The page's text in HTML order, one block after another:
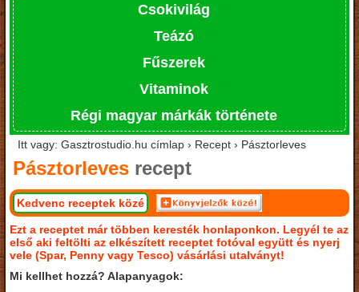
Csokivilág
Teázó
Fűszerek
Vitaminok
Régi magyar márkák története
Itt vagy: Gasztrostudio.hu címlap › Recept › Pásztorleves
Pásztorleves recept
Kedvenc receptek közé
Ezt a receptet már többen keresték honlaponkon. Legyél te az
első aki feltölti az elkészített receptet fotóval együtt és nyerj
vele (Spar, Penny vagy Tesco) vásárlási utalványt!
Mi kellhet hozzá? Alapanyagok: